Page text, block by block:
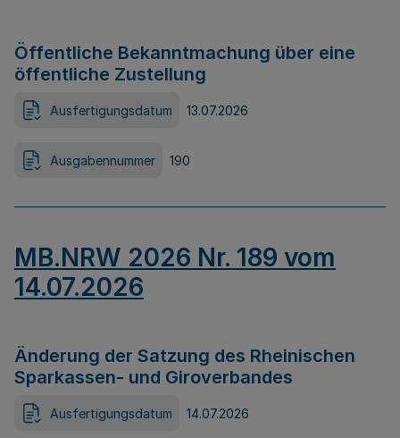
Öffentliche Bekanntmachung über eine
öffentliche Zustellung
Ausfertigungsdatum 13.07.2026
Ausgabennummer 190
MB.NRW 2026 Nr. 189 vom
14.07.2026
Änderung der Satzung des Rheinischen
Sparkassen- und Giroverbandes
Ausfertigungsdatum 14.07.2026